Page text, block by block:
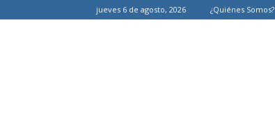
jueves 6 de agosto, 2026 ¿Quiénes Somos?